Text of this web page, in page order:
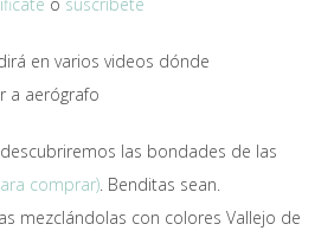
en varios videos dónde
a aerógrafo
las bondades de las
comprar) . Benditas sean.
mezclándolas con colores Vallejo de